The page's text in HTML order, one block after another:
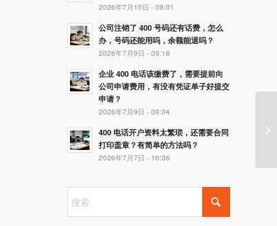
2026年7月10日 - 09:01
公司注销了 400 号码还有话费，怎么
办，号码还能用吗，余额能退吗？
2026年7月9日 - 09:18
企业 400 电话该缴费了，需要提前向
公司申请费用，有没有凭证单子好提交
申请？
2026年7月9日 - 09:04
400 电话开户资料太繁琐，还需要合同
打印盖章？有简单的方法吗？
2026年7月7日 - 16:36